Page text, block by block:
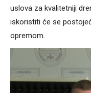
uslova za kvalitetniji
iskoristiti će se
opremom.